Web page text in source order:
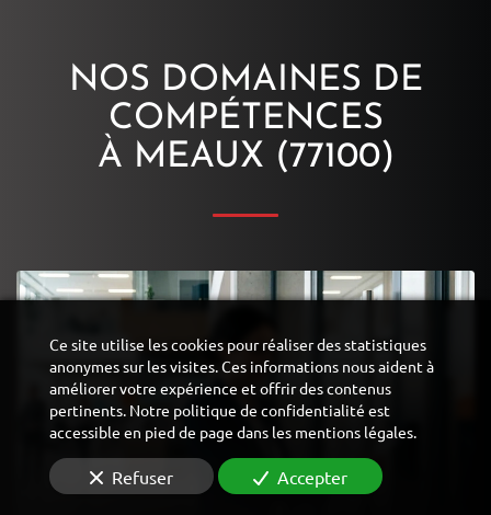
NOS DOMAINES DE
COMPÉTENCES
À MEAUX (77100)
Ce site utilise les cookies pour réaliser des statistiques
anonymes sur les visites. Ces informations nous aident à
améliorer votre expérience et offrir des contenus
pertinents. Notre politique de confidentialité est
accessible en pied de page dans les mentions légales.
Refuser Accepter